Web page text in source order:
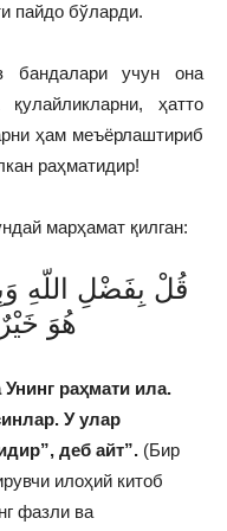
пайдо бўларди.
бандалари учун она
ҳатто
ҳам меъёрлаштириб
раҳматидир!
марҳамат қилган:
قُلْ بِفَضْلِ اللّهِ
هُوَ
раҳмати ила.
У улар
деб айт”. (Бир
илоҳий китоб
фазли ва